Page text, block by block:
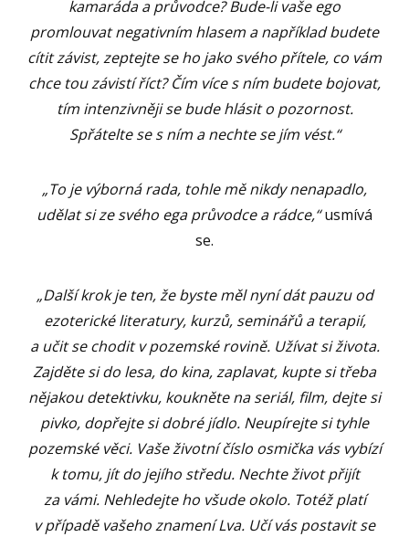
kamaráda a průvodce? Bude-li vaše ego
promlouvat negativním hlasem a například budete
cítit závist, zeptejte se ho jako svého přítele, co vám
chce tou závistí říct? Čím více s ním budete bojovat,
tím intenzivněji se bude hlásit o pozornost.
Spřátelte se s ním a nechte se jím vést.“
„To je výborná rada, tohle mě nikdy nenapadlo,
udělat si ze svého ega průvodce a rádce,“usmívá
se.
„Další krok je ten, že byste měl nyní dát pauzu od
ezoterické literatury, kurzů, seminářů a terapií,
a učit se chodit v pozemské rovině. Užívat si života.
Zajděte si do lesa, do kina, zaplavat, kupte si třeba
nějakou detektivku, koukněte na seriál, film, dejte si
pivko, dopřejte si dobré jídlo. Neupírejte si tyhle
pozemské věci. Vaše životní číslo osmička vás vybízí
k tomu, jít do jejího středu. Nechte život přijít
za vámi. Nehledejte ho všude okolo. Totéž platí
v případě vašeho znamení Lva. Učí vás postavit se